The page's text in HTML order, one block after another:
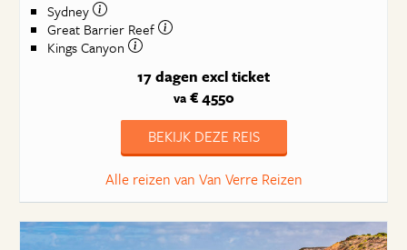
Sydney
Great Barrier Reef
Kings Canyon
17 dagen excl ticket
va€ 4550
BEKIJK DEZE REIS
Alle reizen van Van Verre Reizen